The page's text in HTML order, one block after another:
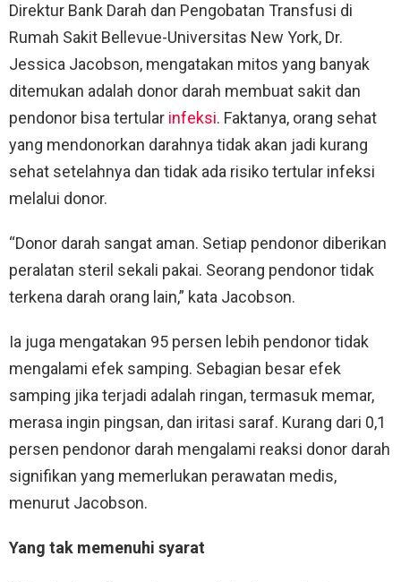
Direktur Bank Darah dan Pengobatan Transfusi di
Rumah Sakit Bellevue-Universitas New York, Dr.
Jessica Jacobson, mengatakan mitos yang banyak
ditemukan adalah donor darah membuat sakit dan
pendonor bisa tertular infeksi. Faktanya, orang sehat
yang mendonorkan darahnya tidak akan jadi kurang
sehat setelahnya dan tidak ada risiko tertular infeksi
melalui donor.
“Donor darah sangat aman. Setiap pendonor diberikan
peralatan steril sekali pakai. Seorang pendonor tidak
terkena darah orang lain,” kata Jacobson.
Ia juga mengatakan 95 persen lebih pendonor tidak
mengalami efek samping. Sebagian besar efek
samping jika terjadi adalah ringan, termasuk memar,
merasa ingin pingsan, dan iritasi saraf. Kurang dari 0,1
persen pendonor darah mengalami reaksi donor darah
signifikan yang memerlukan perawatan medis,
menurut Jacobson.
Yang tak memenuhi syarat